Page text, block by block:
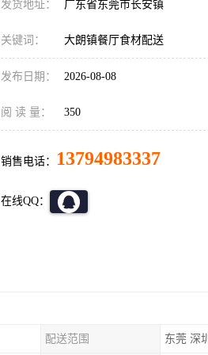
发货地址： 广东省东莞市长安镇
关键词： 大朗镇餐厅食材配送
发布日期： 2026-08-08
阅 读 量： 350
销售电话： 13794983337
在线QQ：
配送范围 东莞 深圳